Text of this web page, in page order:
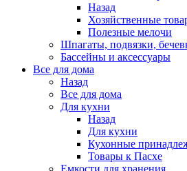
Назад
Хозяйственные
Полезные мелочи
Шпагаты, подвязки,
Бассейны и аксессуары
Все для дома
Назад
Все для дома
Для кухни
Назад
Для кухни
Кухонные
Товары к Пасхе
Емкости для хранения